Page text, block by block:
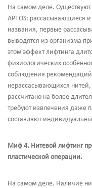
На самом деле.
APTOS: рассасывающиеся
названия, первые
выводятся из организма
этом эффект лифтинга
физиологических
соблюдения
нерассасывающихся
рассчитано на более
требуют извлечения даже
составляют
Миф 4. Нитевой лифтинг
пластической операции.
На самом деле. Наличие